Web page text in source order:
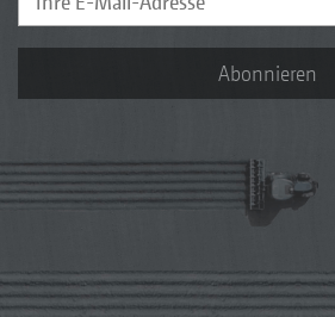
Abonnieren